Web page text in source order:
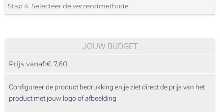
1 Kleur (Aan een kant)
3 Kleuren (Aan een kant)
Zonder opdruk
*Selecteer uit de lijst of voeg het gewenste aantal in
10
50
Stap 4. Selecteer de verzendmethode
JOUW BUDGET
Prijs vanaf:€ 7,60
Configureer de product bedrukking en je ziet direct de prijs van het
product met jouw logo of afbeelding